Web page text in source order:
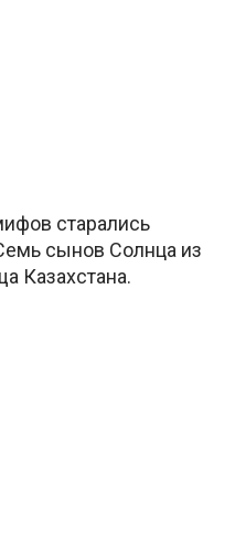
старались
сынов Солнца из
Казахстана.